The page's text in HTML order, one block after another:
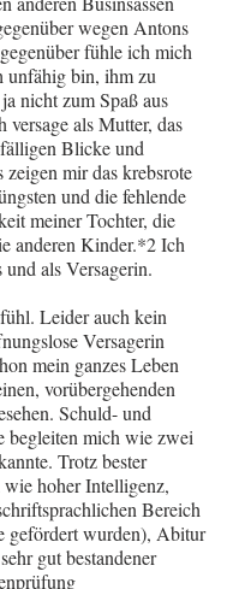
wegen Antons
fühle ich mich
bin, ihm zu
nicht zum Spaß aus
versage als Mutter, das
Blicke und
zeigen mir das krebsrote
und die fehlende
meiner Tochter, die
anderen Kinder.*2 Ich
als Versagerin.
Leider auch kein
Versagerin
mein ganzes Leben
vorübergehenden
Schuld- und
begleiten mich wie zwei
Trotz bester
wie hoher Intelligenz,
Bereich
gefördert wurden), Abitur
gut bestandener